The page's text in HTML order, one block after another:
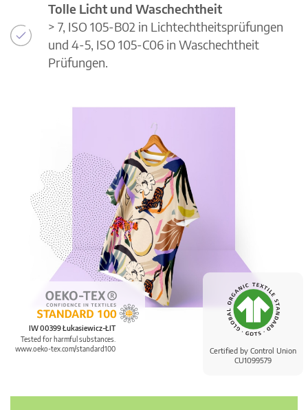
Certified by Control Union
CU1099579
IW 00399 Łukasiewicz-ŁIT
Tested for harmful substances.
www.oeko-tex.com/standard100
Tolle Licht und Waschechtheit
> 7, ISO 105-B02 in Lichtechtheitsprüfungen
und 4-5, ISO 105-C06 in Waschechtheit
Prüfungen.